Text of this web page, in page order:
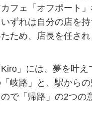
フェ「オフポート
ずれは自分の店を
ため、店長を任さ
」には、夢を叶え
岐路」と、駅から
で「帰路」の2つの